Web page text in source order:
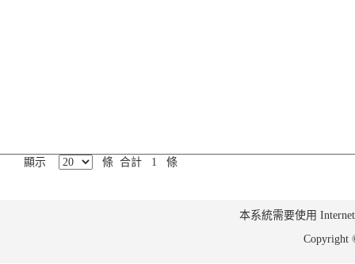
顯示 條 合計 1 條
本系統需要使用
Copyright